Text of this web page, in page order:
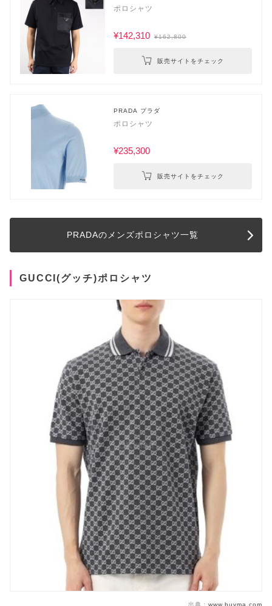
ポロシャツ
¥142,310 ¥162,800
販売サイトをチェック
PRADA プラダ
ポロシャツ
¥235,300
販売サイトをチェック
PRADAのメンズポロシャツ一覧
GUCCI(グッチ)ポロシャツ
出典： www.buyma.com